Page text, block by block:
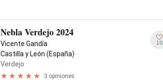
Nebla Verdejo 2024
Vicente Gandía
Castilla y León (España)
Verdejo
3 opiniones
10